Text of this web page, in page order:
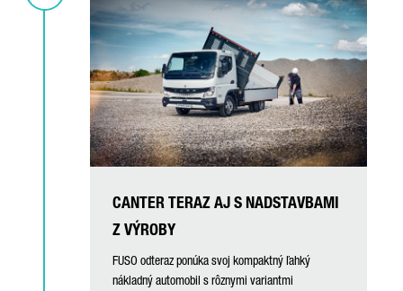
CANTER TERAZ AJ S NADSTAVBAMI
Z VÝROBY
FUSO odteraz ponúka svoj kompaktný ľahký
nákladný automobil s rôznymi variantmi